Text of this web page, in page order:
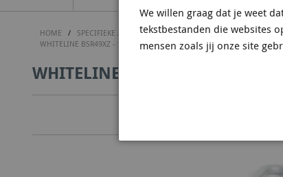
HOME / SPECIFIEKE AUTO SHOPS / SUBARU SHOP / SUBARU
WHITELINE BSR49XZ - SWAY BAR - 22MM 3 POINT ADJUSTABLE
WHITELINE BSR49XZ - SWAY
We willen graag dat je weet
tekstbestanden die websites
mensen zoals jij onze site